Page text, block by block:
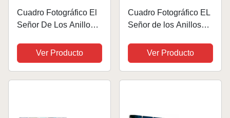
Cuadro Fotográfico El
Señor De Los Anillos
cm XXLVer Producto
Cuadro Fotográfico EL
Señor de los Anillos
cm XXLVer Producto